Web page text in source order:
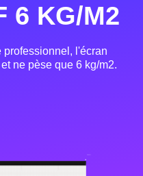
6 KG/M2
l'écran
ne pèse que 6 kg/m2.